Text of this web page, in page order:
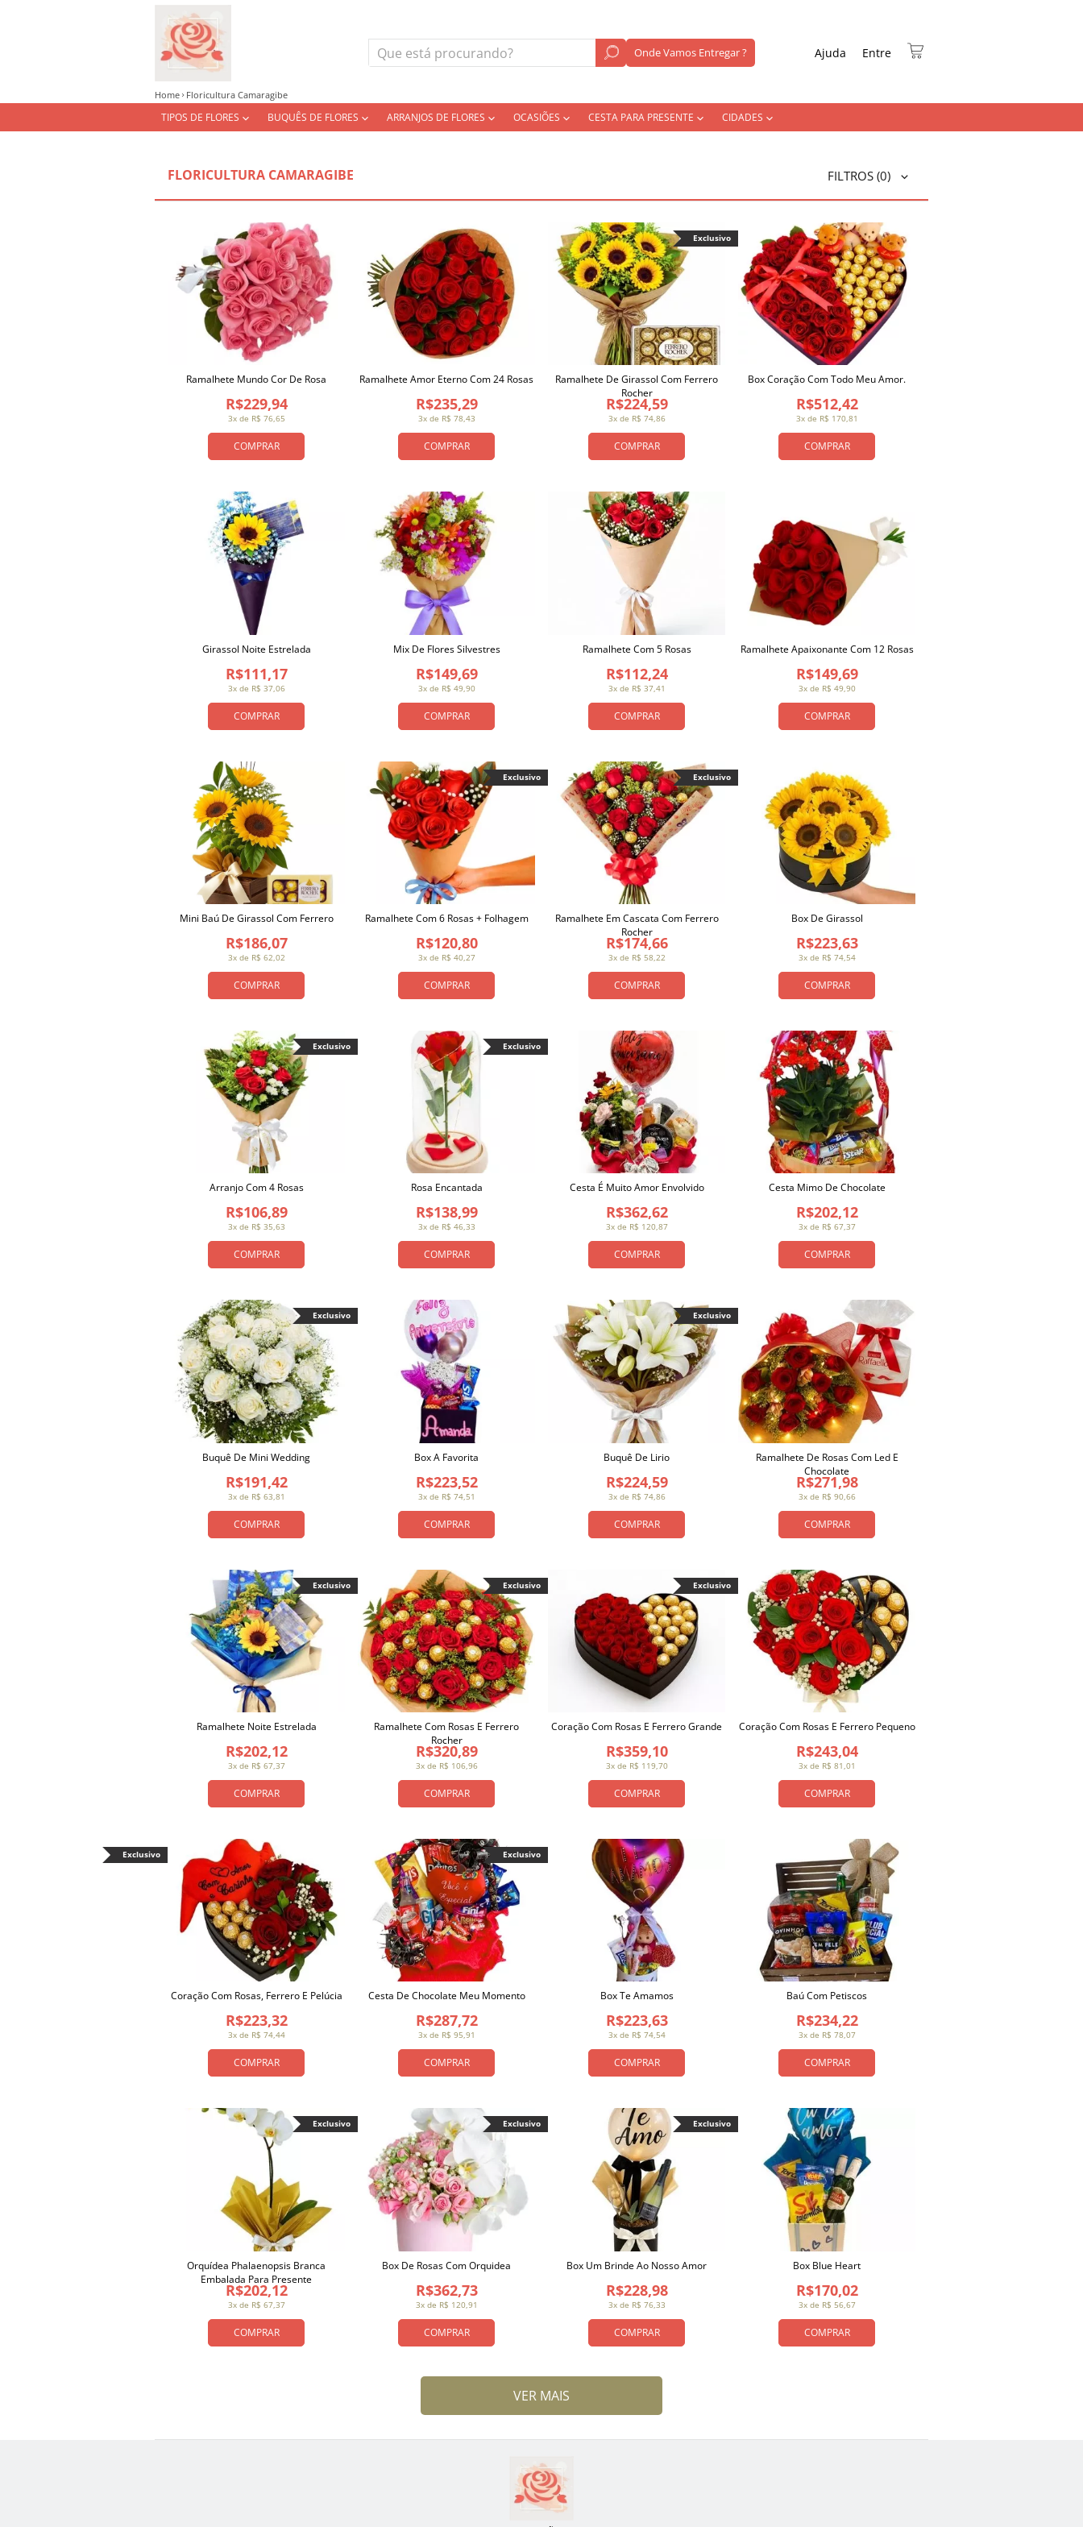
Onde Vamos Entregar ? Entre
Ajuda
TIPOS DE FLORES BUQUÊS DE FLORES ARRANJOS DE FLORES OCASIÕES CESTA PARA PRESENTE CIDADES
Home Floricultura Camaragibe
FLORICULTURA CAMARAGIBE FILTROS (0)
COMPRAR
3x de R$ 76,65
R$229,94
Ramalhete Mundo Cor De Rosa
COMPRAR
3x de R$ 78,43
R$235,29
Ramalhete Amor Eterno Com 24 Rosas
COMPRAR
3x de R$ 74,86
R$224,59
Ramalhete De Girassol Com Ferrero
Rocher
Exclusivo
COMPRAR
3x de R$ 170,81
R$512,42
Box Coração Com Todo Meu Amor.
COMPRAR
3x de R$ 37,06
R$111,17
Girassol Noite Estrelada
COMPRAR
3x de R$ 49,90
R$149,69
Mix De Flores Silvestres
COMPRAR
3x de R$ 37,41
R$112,24
Ramalhete Com 5 Rosas
COMPRAR
3x de R$ 49,90
R$149,69
Ramalhete Apaixonante Com 12 Rosas
COMPRAR
3x de R$ 62,02
R$186,07
Mini Baú De Girassol Com Ferrero
COMPRAR
3x de R$ 40,27
R$120,80
Ramalhete Com 6 Rosas + Folhagem
Exclusivo
COMPRAR
3x de R$ 58,22
R$174,66
Ramalhete Em Cascata Com Ferrero
Rocher
Exclusivo
COMPRAR
3x de R$ 74,54
R$223,63
Box De Girassol
COMPRAR
3x de R$ 35,63
R$106,89
Arranjo Com 4 Rosas
Exclusivo
COMPRAR
3x de R$ 46,33
R$138,99
Rosa Encantada
Exclusivo
COMPRAR
3x de R$ 120,87
R$362,62
Cesta É Muito Amor Envolvido
COMPRAR
3x de R$ 67,37
R$202,12
Cesta Mimo De Chocolate
COMPRAR
3x de R$ 63,81
R$191,42
Buquê De Mini Wedding
Exclusivo
COMPRAR
3x de R$ 74,51
R$223,52
Box A Favorita
COMPRAR
3x de R$ 74,86
R$224,59
Buquê De Lirio
Exclusivo
COMPRAR
3x de R$ 90,66
R$271,98
Ramalhete De Rosas Com Led E
Chocolate
COMPRAR
3x de R$ 67,37
R$202,12
Ramalhete Noite Estrelada
Exclusivo
COMPRAR
3x de R$ 106,96
R$320,89
Ramalhete Com Rosas E Ferrero
Rocher
Exclusivo
COMPRAR
3x de R$ 119,70
R$359,10
Coração Com Rosas E Ferrero Grande
Exclusivo
COMPRAR
3x de R$ 81,01
R$243,04
Coração Com Rosas E Ferrero Pequeno
Exclusivo
COMPRAR
3x de R$ 74,44
R$223,32
Coração Com Rosas, Ferrero E Pelúcia
COMPRAR
3x de R$ 95,91
R$287,72
Cesta De Chocolate Meu Momento
Exclusivo
COMPRAR
3x de R$ 74,54
R$223,63
Box Te Amamos
COMPRAR
3x de R$ 78,07
R$234,22
Baú Com Petiscos
COMPRAR
3x de R$ 67,37
R$202,12
Orquídea Phalaenopsis Branca
Embalada Para Presente
Exclusivo
COMPRAR
3x de R$ 120,91
R$362,73
Box De Rosas Com Orquidea
Exclusivo
COMPRAR
3x de R$ 76,33
R$228,98
Box Um Brinde Ao Nosso Amor
Exclusivo
COMPRAR
3x de R$ 56,67
R$170,02
Box Blue Heart
VER MAIS